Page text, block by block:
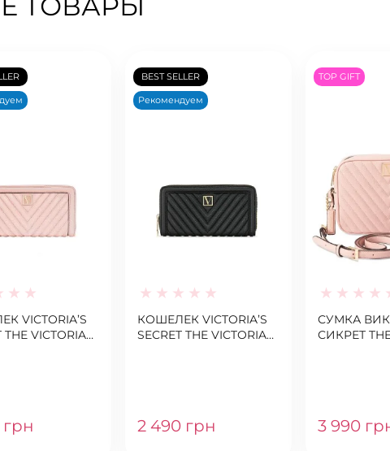
ТОВАРЫ
VICTORIA’S
THE VICTORIA
грн
BEST SELLER
Рекомендуем
КОШЕЛЕК VICTORIA’S
SECRET THE VICTORIA
2 490 грн
TOP GIFT
СУМКА
СИКРЕТ
3 990